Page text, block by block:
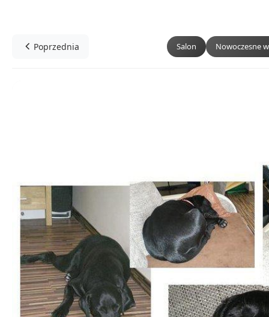
Poprzednia Salon Nowoczesne